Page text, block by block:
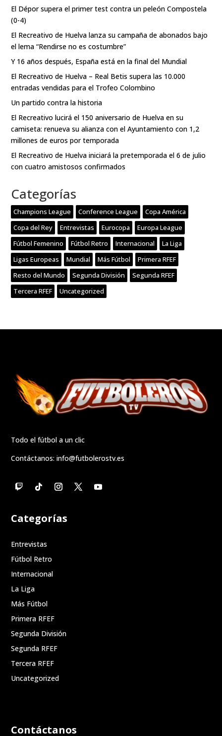
El Dépor supera el primer test contra un peleón Compostela
(0-4)
El Recreativo de Huelva lanza su campaña de abonados bajo
el lema “Rendirse no es costumbre”
Y 16 años después, España está en la final del Mundial
El Recreativo de Huelva – Real Betis supera las 10.000
entradas vendidas para el Trofeo Colombino
Un partido contra la historia
El Recreativo lucirá el 150 aniversario de Huelva en su
camiseta: renueva su alianza con el Ayuntamiento con 1,2
millones de euros por temporada
El Recreativo de Huelva iniciará la pretemporada el 6 de julio
con cuatro amistosos confirmados
Categorías
Champions League Conference League
Copa América
Copa del Rey
Entrevistas Eurocopa
Europa League
Fútbol Femenino
Fútbol Retro Internacional
La Liga
Ligas Europeas
Mundial Más Fútbol
Primera RFEF
Resto del Mundo
Segunda División
Segunda RFEF
Tercera RFEF
Uncategorized
Todo el fútbol a un clic
Contáctanos:info@futbolerostv.es
Categorías
Entrevistas
Fútbol Retro
Internacional
La Liga
Más Fútbol
Primera RFEF
Segunda División
Segunda RFEF
Tercera RFEF
Uncategorized
Contáctanos